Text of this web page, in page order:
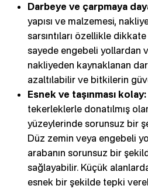
Darbeye ve çarpmaya
yapısı ve malzemesi,
sarsıntıları özellikle
sayede engebeli yollardan
nakliyeden kaynaklanan
azaltılabilir ve bitkilerin
Esnek ve taşınması kolay:
tekerleklerle donatılmış
yüzeylerinde sorunsuz bir
Düz zemin veya engebeli
arabanın sorunsuz bir
sağlayabilir. Küçük
esnek bir şekilde tepki